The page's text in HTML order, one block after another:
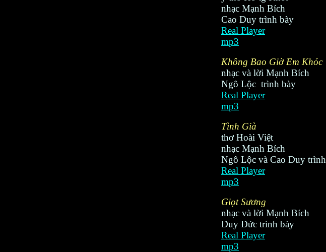
nhạc Mạnh Bích
Cao Duy trình bày
Real Player
mp3
Không Bao Giờ Em Khóc
nhạc và lời Mạnh Bích
Ngô Lộc trình bày
Real Player
mp3
Tình Già
thơ Hoài Việt
nhạc Mạnh Bích
Ngô Lộc và Cao Duy
Real Player
mp3
Giọt Sương
nhạc và lời Mạnh Bích
Duy Đức trình bày
Real Player
mp3